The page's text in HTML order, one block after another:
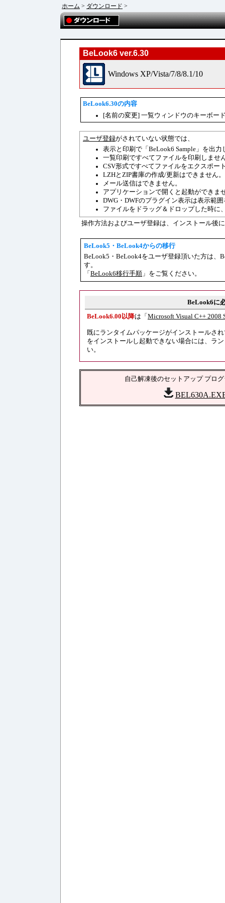
ホーム > ダウンロード >
BeLook6 ver.6.30
Windows XP/Vista/7/8/8.1/10
BeLook6.30の内容
[名前の変更] 一覧ウィンドウのキーボー
ユーザ登録がされていない状態では、
表示と印刷で「BeLook6 Sample」を出力
一覧印刷ですべてファイルを印刷しませ
CSV形式ですべてファイルをエクスポー
LZHとZIP書庫の作成/更新はできません。
メール送信はできません。
アプリケーションで開くと起動ができま
DWG・DWFのプラグイン表示は表示範
ファイルをドラッグ＆ドロップした時に
操作方法およびユーザ登録は、インストール後
BeLook5・BeLook4からの移行
BeLook5・BeLook4をユーザ登録頂いた方は、
す。
「 BeLook6移行手順 」をご覧ください。
BeLook6に
BeLook6.00以降は「 Microsoft Visual C++ 2008
既にランタイムパッケージがインストールさ
をインストールし起動できない場合には、ラ
い。
自己解凍後のセットアップ プロ